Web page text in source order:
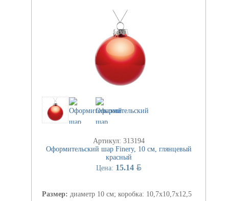
Артикул: 313194
Оформительский шар Finery, 10 см, глянцевый
красный
Цена: 15.14 BYN
Размер: диаметр 10 см; коробка: 10,7х10,7х12,5